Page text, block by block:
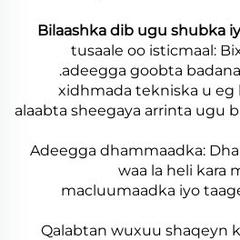
Bilaashka dib ugu shubka
1. tusaale oo isticmaal:
adeegga goobta
2. xidhmada tekniska u
alaabta sheegaya arrinta ugu
3. Adeegga dhammaadka:
waa la heli kara
macluumaadka iyo
Qalabtan wuxuu shaqeyn